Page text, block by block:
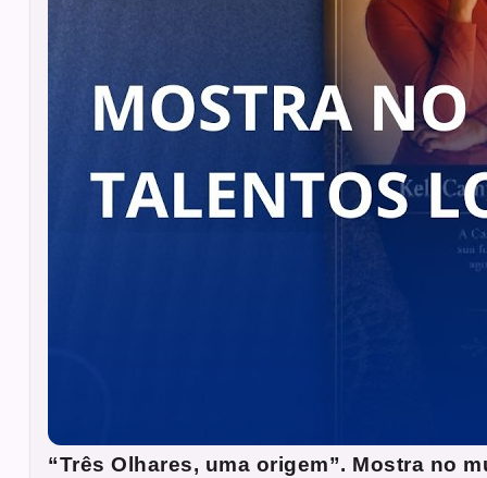
“Três Olhares, uma origem”. Mostra no